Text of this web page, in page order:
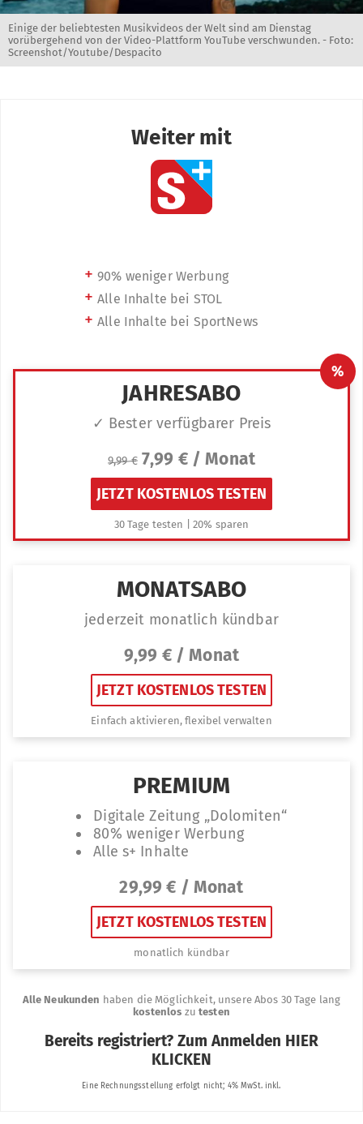
Einige der beliebtesten Musikvideos der Welt sind am Dienstag
vorübergehend von der Video-Plattform YouTube verschwunden. - Foto:
Screenshot/Youtube/Despacito